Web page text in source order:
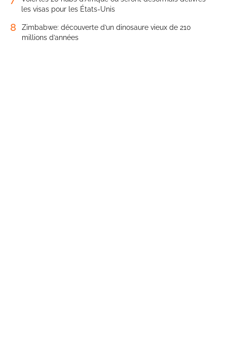
les visas pour les États-Unis
8
Zimbabwe: découverte d’un dinosaure vieux de 210
millions d’années